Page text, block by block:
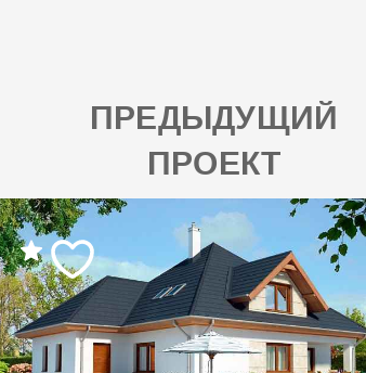
ПРЕДЫДУЩИЙ
ПРОЕКТ